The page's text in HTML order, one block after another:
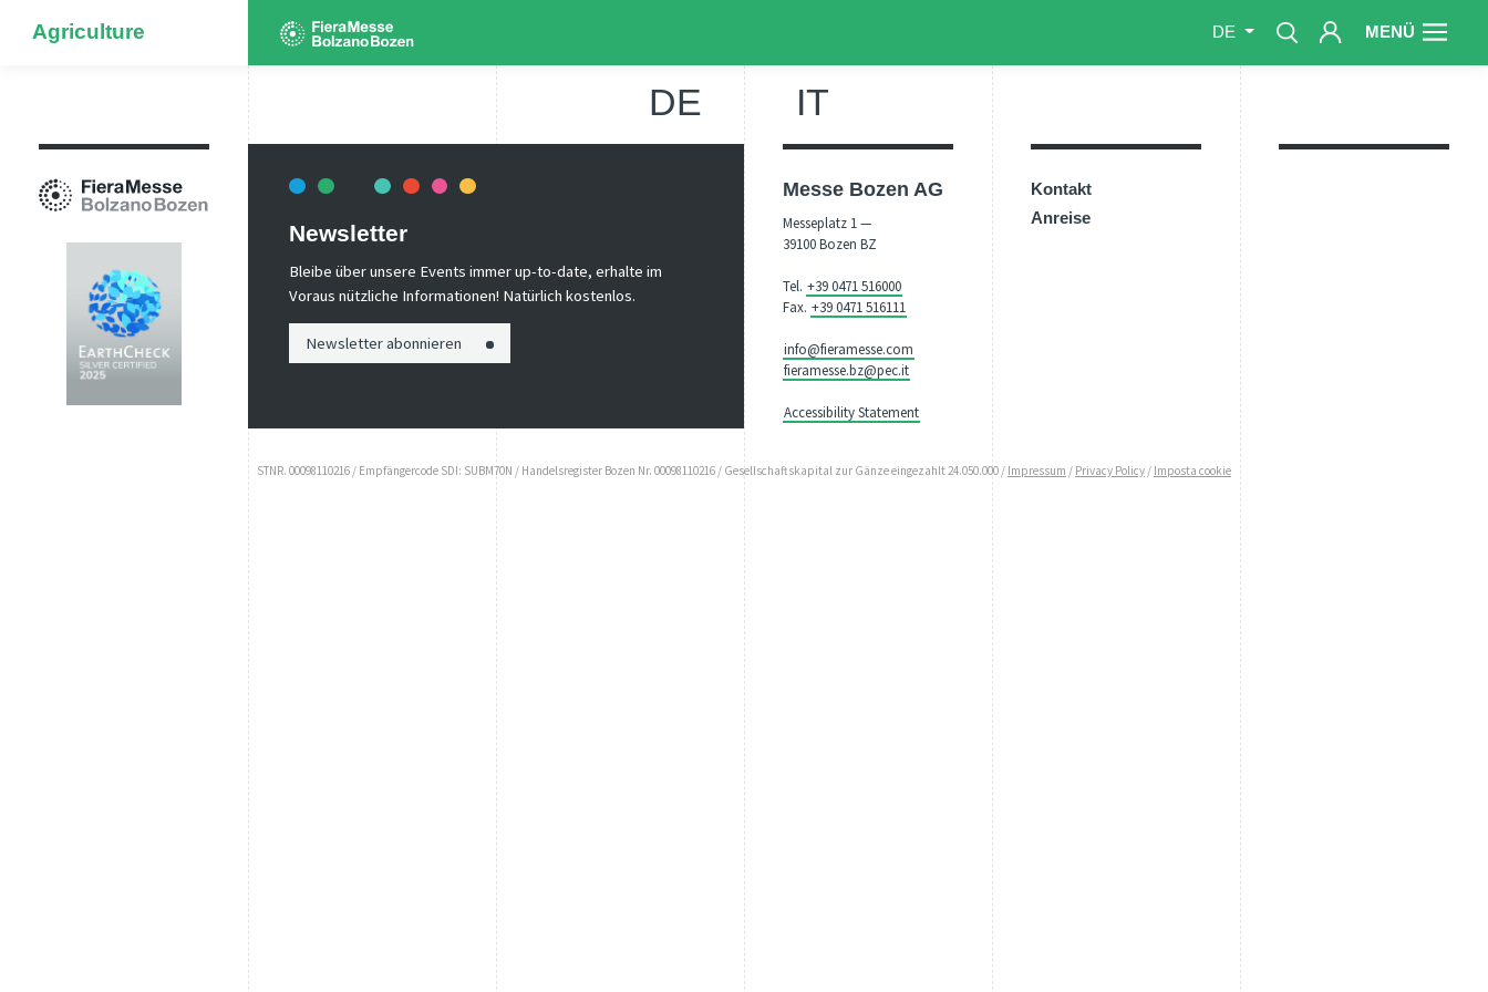
Agriculture DE MENÜ
DE IT
Newsletter
Bleibe über unsere Events immer up-to-date, erhalte im
Voraus nützliche Informationen! Natürlich kostenlos.
Newsletter abonnieren
Messe Bozen AG
Messeplatz 1 —
39100 Bozen BZ
Tel. +39 0471 516000
Fax. +39 0471 516111
info@fieramesse.com
fieramesse.bz@pec.it
Accessibility Statement
Kontakt
Anreise
STNR. 00098110216 / Empfängercode SDI: SUBM70N / Handelsregister Bozen Nr. 00098110216 / Gesellschaftskapital zur Gänze eingezahlt 24.050.000 / Impressum / Privacy Policy / Imposta cookie